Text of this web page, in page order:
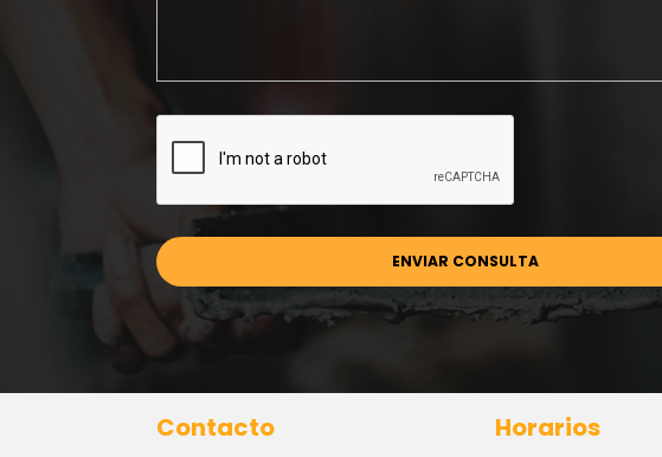
Contacto Horarios